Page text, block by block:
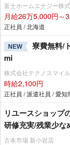
富士ホームエナジー株
月給26万5,000円～
正社員 / 北海道
NEW
寮費無料/
mi
株式会社テクノスマイル
時給2,100円
正社員 / 派遣社員 / 愛知
リユースショップ
研修充実/残業少な
古本市場 新小岩店